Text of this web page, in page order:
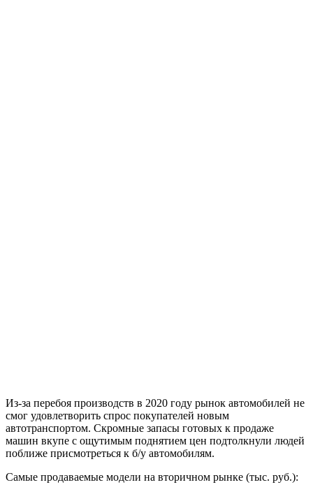
Из-за перебоя производств в 2020 году рынок автомобилей не
смог удовлетворить спрос покупателей новым
автотранспортом. Скромные запасы готовых к продаже
машин вкупе с ощутимым поднятием цен подтолкнули людей
поближе присмотреться к б/у автомобилям.
Самые продаваемые модели на вторичном рынке (тыс. руб.):